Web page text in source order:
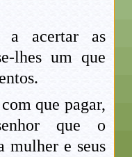
a acertar as
lhes um que
que pagar,
que o
mulher e seus